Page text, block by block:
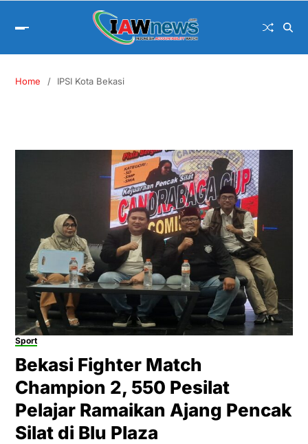
Home IPSI Kota Bekasi
Sport
Bekasi Fighter Match
Champion 2, 550 Pesilat
Pelajar Ramaikan Ajang Pencak
Silat di Blu Plaza